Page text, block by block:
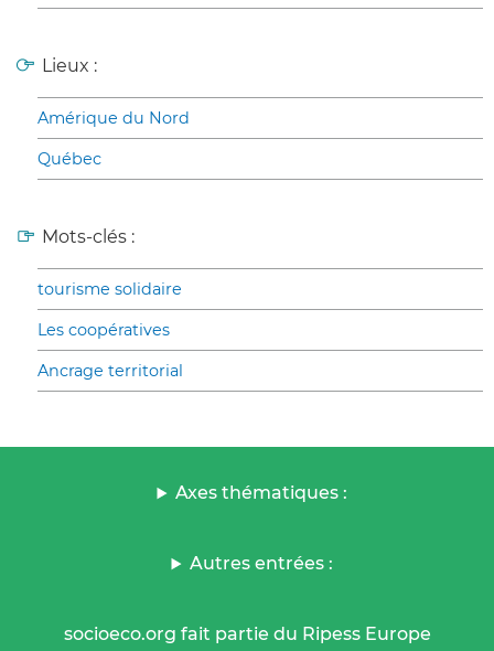
Lieux :
Amérique du Nord
Québec
Mots-clés :
tourisme solidaire
Les coopératives
Ancrage territorial
Axes thématiques :
Autres entrées :
socioeco.org fait partie du Ripess Europe